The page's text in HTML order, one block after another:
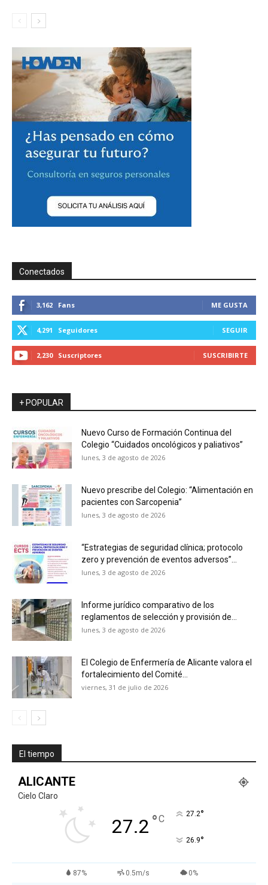
Conectados
3,162 Fans ME GUSTA
4,291 Seguidores SEGUIR
2,230 Suscriptores SUSCRIBIRTE
+ POPULAR
Nuevo Curso de Formación Continua del
Colegio “Cuidados oncológicos y paliativos”
lunes, 3 de agosto de 2026
Nuevo prescribe del Colegio: “Alimentación en
pacientes con Sarcopenia”
lunes, 3 de agosto de 2026
“Estrategias de seguridad clínica; protocolo
zero y prevención de eventos adversos”...
lunes, 3 de agosto de 2026
Informe jurídico comparativo de los
reglamentos de selección y provisión de...
lunes, 3 de agosto de 2026
El Colegio de Enfermería de Alicante valora el
fortalecimiento del Comité...
viernes, 31 de julio de 2026
El tiempo
ALICANTE
Cielo Claro
27.2 °C 27.2°
26.9°
87% 0.5m/s 0%